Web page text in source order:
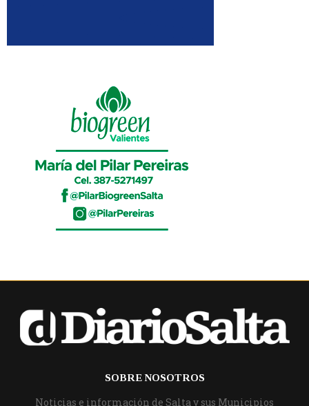
SOBRE NOSOTROS
Noticias e información de Salta y sus Municipios